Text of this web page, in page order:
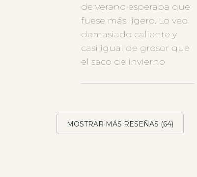
de verano esperaba que
fuese más ligero. Lo veo
demasiado caliente y
casi igual de grosor que
el saco de invierno
MOSTRAR MÁS RESEÑAS (64)